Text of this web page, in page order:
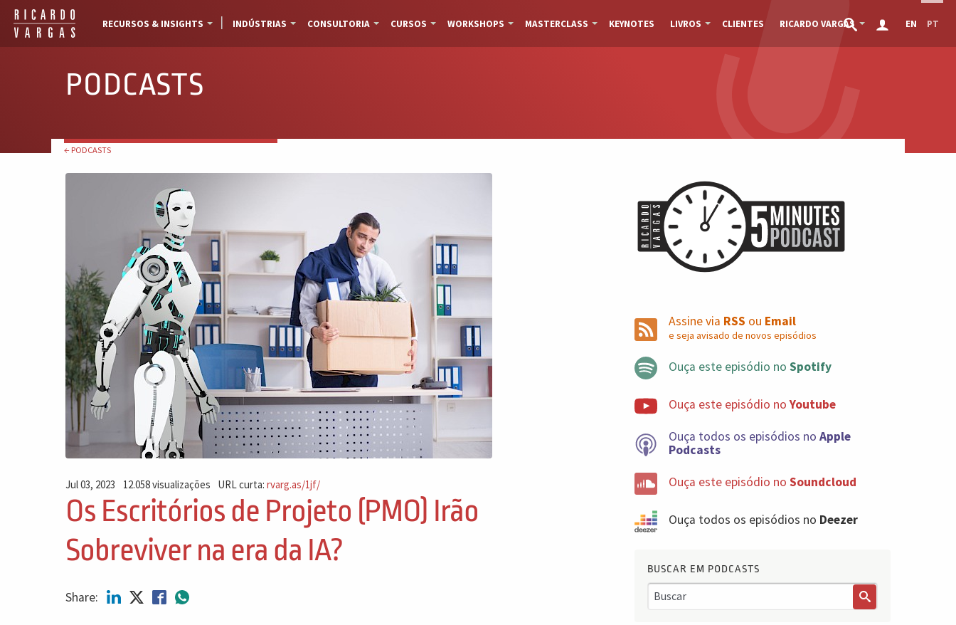
RECURSOS & INSIGHTS INDÚSTRIAS CONSULTORIA CURSOS WORKSHOPS MASTERCLASS KEYNOTES LIVROS CLIENTES RICARDO VARGAS EN PT
PODCASTS
← PODCASTS
Jul 03, 2023 12.058 visualizações URL curta:rvarg.as/1jf/
Os Escritórios de Projeto (PMO) Irão
Sobreviver na era da IA?
Share:
Assine via RSS ou Email
e seja avisado de novos episódios
Ouça este episódio no Spotify
Ouça este episódio noYoutube
Ouça todos os episódios no Apple
Podcasts
Ouça este episódio no Soundcloud
Ouça todos os episódios no Deezer
BUSCAR EM PODCASTS